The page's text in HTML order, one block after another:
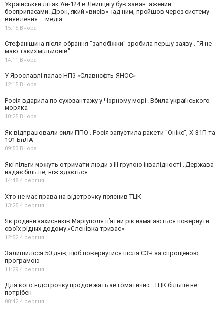
Український літак Ан-124 в Лейпцигу був завантажений
боєприпасами. Дрон, який «висів» над ним, пройшов через систему
виявлення — медіа
15:15, Вчора
Стефанішина після обрання "запобіжки" зробила першу заяву . "Я не
маю таких мільйонів"
14:11, Вчора
У Ярославлі палає НПЗ «Славнєфть-ЯНОС»
12:15, Вчора
Росія вдарила по суховантажу у Чорному морі . Вбила українського
моряка
10:25, Вчора
Як відпрацювали сили ППО . Росія запустила ракети "Онікс", Х-31П та
101 БпЛА
09:53, Вчора
Які пільги можуть отримати люди з III групою інвалідності . Держава
надає більше, ніж здається
14:48,4 серпня
Хто не має права на відстрочку пояснив ТЦК
13:25,4 серпня
Як родини захисників Маріуполя пʼятий рік намагаються повернути
своїх рідних додому.«Оленівка триває»
12:52,4 серпня
Залишилося 50 днів, щоб повернутися після СЗЧ за спрощеною
програмою
11:29,4 серпня
Для кого відстрочку продовжать автоматично . ТЦК більше не
потрібен
08:42,4 серпня